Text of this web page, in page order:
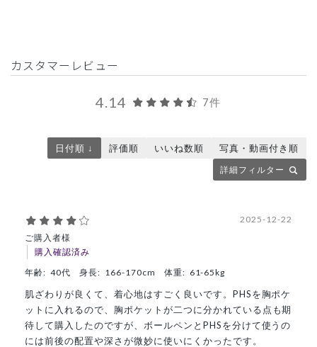
カスタマーレビュー
4.14 7件
詳細フィルター
日付順 ↓ 評価順 いいね数順 写真・動画付き順
ご購入者様
購入確認済み
2025-12-22
年齢: 40代 身長: 166-170cm 体重: 61-65kg
肌ざわりが良くて、着心地はすごく良いです。PHSを胸ポケ
ットに入れるので、胸ポケットが二つに分かれている点も期
待して購入したのですが、ボールペンとPHSを分けて使うの
には前後の配置や深さが微妙に使いにくかったです。